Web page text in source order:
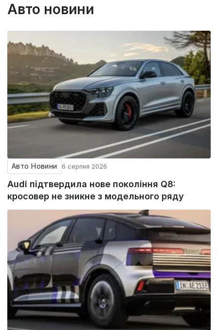
Авто новини
Авто Новини 6 серпня 2026
Audi підтвердила нове покоління Q8:
кросовер не зникне з модельного ряду